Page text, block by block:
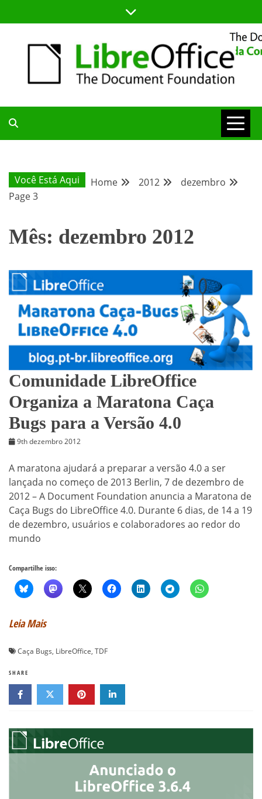
to
BLOG DA
COMUNIDADE
Você Está Aqui Home 2012
dezembro
Page 3
Mês: dezembro 2012
Comunidade LibreOffice
Organiza a Maratona Caça
Bugs para a Versão 4.0
9th dezembro 2012
A maratona ajudará a preparar a versão 4.0 a ser
lançada no começo de 2013 Berlin, 7 de dezembro de
2012 – A Document Foundation anuncia a Maratona de
Caça Bugs do LibreOffice 4.0. Durante 6 dias, de 14 a 19
de dezembro, usuários e colaboradores ao redor do
mundo
Compartilhe isso:
Leia Mais
Caça Bugs, LibreOffice, TDF
SHARE